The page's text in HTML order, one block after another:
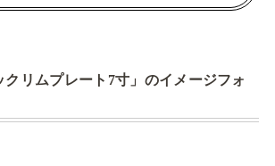
クリムプレート7寸」のイメージフォ